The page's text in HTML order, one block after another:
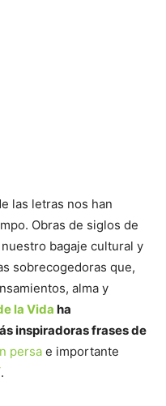
las letras nos han
Obras de siglos de
bagaje cultural y
sobrecogedoras que,
alma y
la Vida ha
inspiradoras frases de
persa e importante
.